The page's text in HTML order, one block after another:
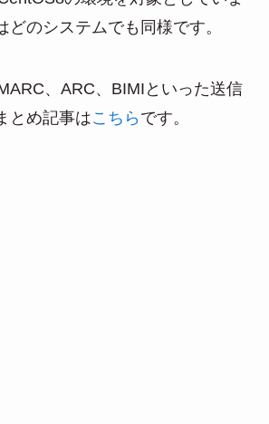
どのシステムでも同様です。
、ARC、BIMIといった送信
とめ記事はこちら です。